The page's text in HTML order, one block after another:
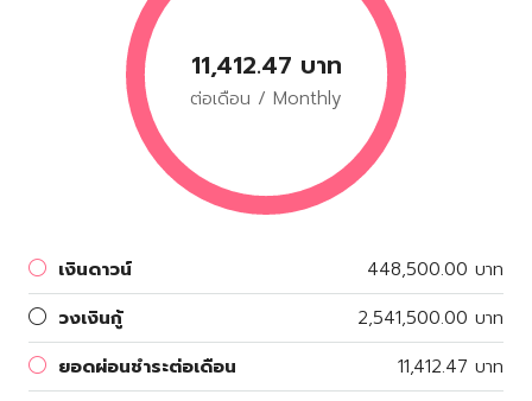
11,412.47 บาท
ต่อเดือน / Monthly
เงินดาวน์
448,500.00 บาท
วงเงินกู้
2,541,500.00 บาท
ยอดผ่อนชำระต่อเดือน
11,412.47 บาท